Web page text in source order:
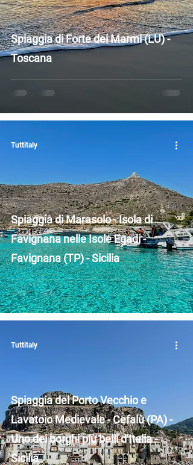
Spiaggia di Forte dei Marmi (LU) -
Toscana
Spiaggia di Marasolo - Isola di
Favignana nelle Isole Egadi -
Favignana (TP) - Sicilia
Tuttitaly
Spiaggia del Porto Vecchio e
Lavatoio Medievale - Cefalù (PA) -
Uno dei borghi più belli d'Italia -
Sicilia
Tuttitaly